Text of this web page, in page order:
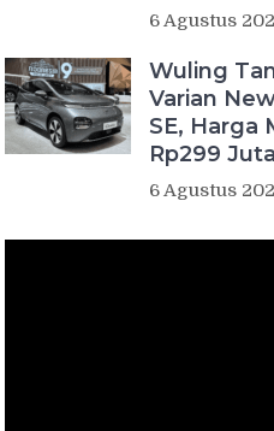
6 Agustus
Wuling
Varian
SE, Harga
Rp299 Juta
6 Agustus